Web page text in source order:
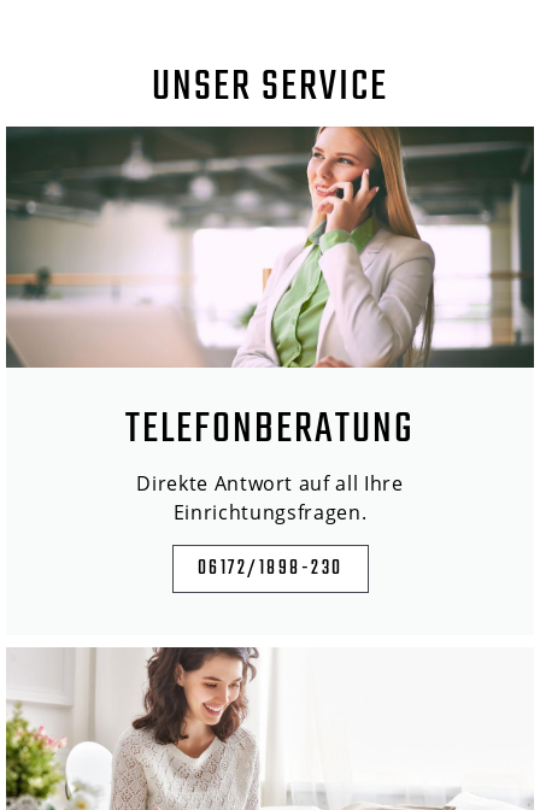
UNSER SERVICE
TELEFONBERATUNG
Direkte Antwort auf all Ihre
Einrichtungsfragen.
06172/1898-230